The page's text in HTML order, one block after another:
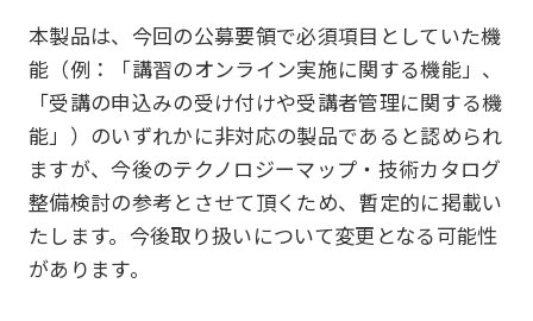
本製品は、今回の公募要領で必須項目としていた機
能（例：「講習のオンライン実施に関する機能」、
「受講の申込みの受け付けや受講者管理に関する機
能」）のいずれかに非対応の製品であると認められ
ますが、今後のテクノロジーマップ・技術カタログ
整備検討の参考とさせて頂くため、暫定的に掲載い
たします。今後取り扱いについて変更となる可能性
があります。